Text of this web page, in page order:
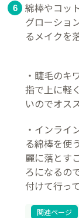
綿棒やコッ
グローショ
るメイクを
・睫毛のキ
指で上に軽
いのでオス
・インライ
る綿棒を使
麗に落とす
ろになるの
付けて行っ
関連ページ